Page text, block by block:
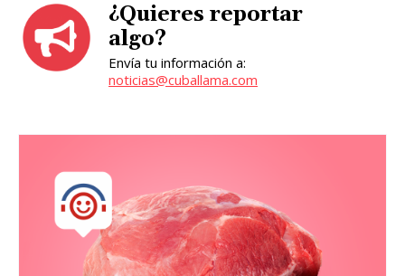
¿Quieres reportar
algo?
Envía tu información a:
noticias@cuballama.com